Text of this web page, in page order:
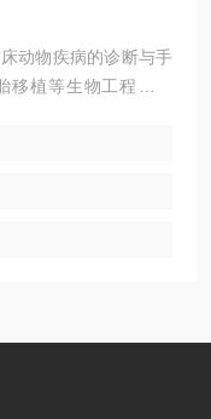
动物疾病的诊断与手
植等生物工程研究
病都可以通过内窥
评估腹部创伤、